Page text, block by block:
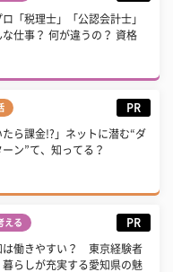
「税理士」「公認会計士」
な仕事？ 何が違うの？ 資格
PR
たら課金!?」ネットに潜む“ダ
ーン”て、知ってる？
える PR
は働きやすい？ 東京経験者
暮らしが充実する愛知県の魅